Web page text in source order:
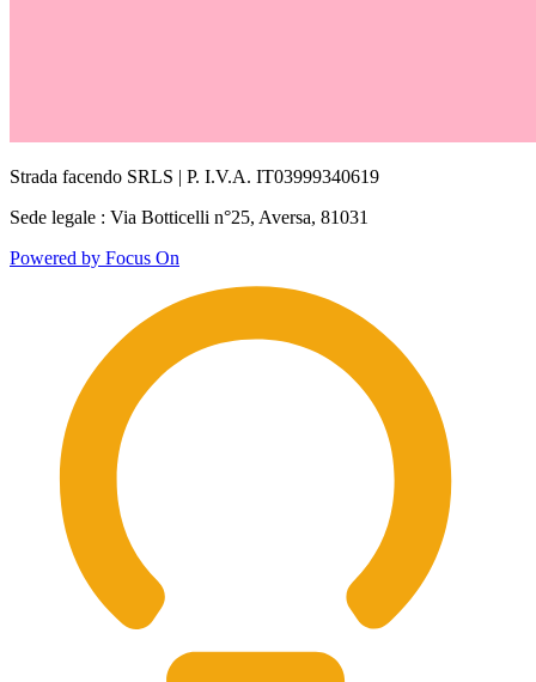
Strada facendo SRLS | P. I.V.A. IT03999340619
Sede legale : Via Botticelli n°25, Aversa, 81031
Powered by Focus On